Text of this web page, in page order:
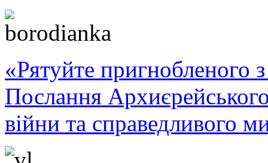
«Рятуйте пригнобленого
Послання
війни та справедливого